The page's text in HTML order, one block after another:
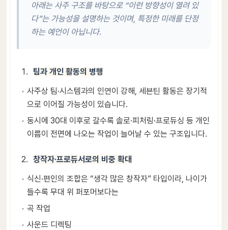
아래는 사주 구조를 바탕으로 “이런 방향성이 열려 있
다”는 가능성을 설명하는 것이며, 특정한 미래를 단정
하는 예언이 아닙니다.
팀과 개인 활동의 병행
사주상 팀·시스템과의 인연이 강해, 세븐틴 활동은 장기적
으로 이어질 가능성이 있습니다.
동시에 30대 이후로 갈수록 솔로·피처링·프로듀싱 등 개인
이름이 전면에 나오는 작업이 늘어날 수 있는 구조입니다.
창작자·프로듀서로의 비중 확대
식신·편인의 조합은 “생각 많은 창작자” 타입이라, 나이가
들수록 무대 위 퍼포머보다는
곡 작업
사운드 디렉팅